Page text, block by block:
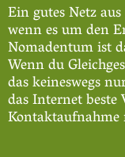
Ein gutes Netz
wenn es um den
Nomadentum ist
Wenn du
das keineswegs
das Internet beste